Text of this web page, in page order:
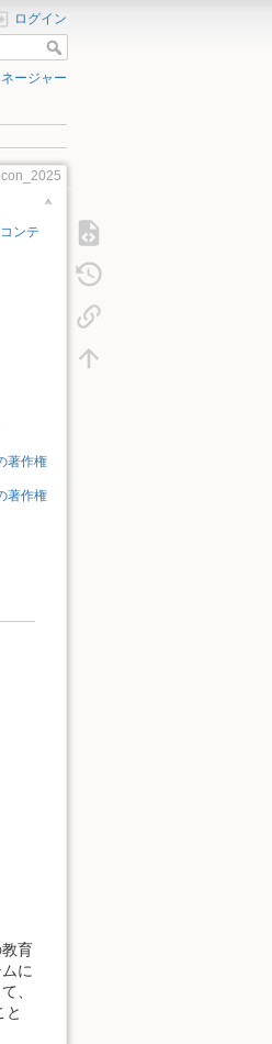
ログイン
ージャー
ンテ
著作権
著作権
育
に
、
と